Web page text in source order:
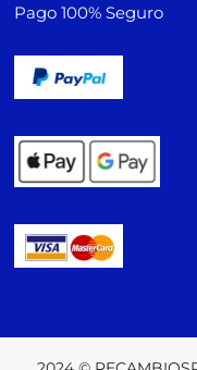
Pago 100% Seguro